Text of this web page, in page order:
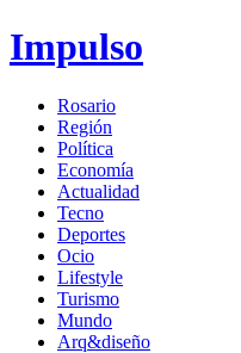
Impulso
Rosario
Región
Política
Economía
Actualidad
Tecno
Deportes
Ocio
Lifestyle
Turismo
Mundo
Arq&diseño